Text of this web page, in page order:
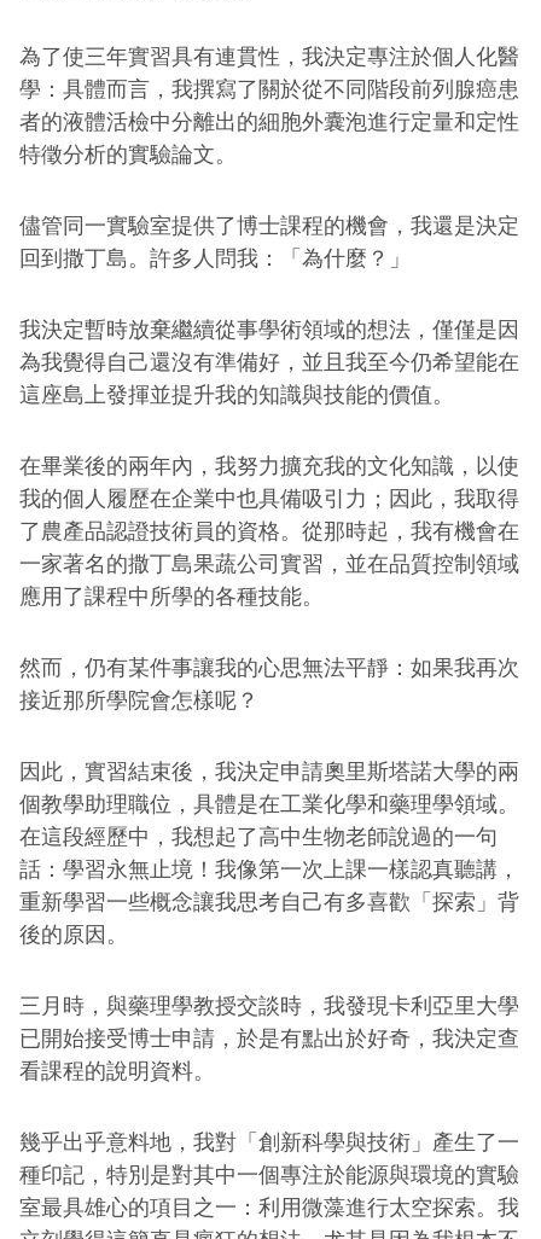
為了使三年實習具有連貫性，我決定專注於個人化醫
學：具體而言，我撰寫了關於從不同階段前列腺癌患
者的液體活檢中分離出的細胞外囊泡進行定量和定性
特徵分析的實驗論文。
儘管同一實驗室提供了博士課程的機會，我還是決定
回到撒丁島。許多人問我：「為什麼？」
我決定暫時放棄繼續從事學術領域的想法，僅僅是因
為我覺得自己還沒有準備好，並且我至今仍希望能在
這座島上發揮並提升我的知識與技能的價值。
在畢業後的兩年內，我努力擴充我的文化知識，以使
我的個人履歷在企業中也具備吸引力；因此，我取得
了農產品認證技術員的資格。從那時起，我有機會在
一家著名的撒丁島果蔬公司實習，並在品質控制領域
應用了課程中所學的各種技能。
然而，仍有某件事讓我的心思無法平靜：如果我再次
接近那所學院會怎樣呢？
因此，實習結束後，我決定申請奧里斯塔諾大學的兩
個教學助理職位，具體是在工業化學和藥理學領域。
在這段經歷中，我想起了高中生物老師說過的一句
話：學習永無止境！我像第一次上課一樣認真聽講，
重新學習一些概念讓我思考自己有多喜歡「探索」背
後的原因。
三月時，與藥理學教授交談時，我發現卡利亞里大學
已開始接受博士申請，於是有點出於好奇，我決定查
看課程的說明資料。
幾乎出乎意料地，我對「創新科學與技術」產生了一
種印記，特別是對其中一個專注於能源與環境的實驗
室最具雄心的項目之一：利用微藻進行太空探索。我